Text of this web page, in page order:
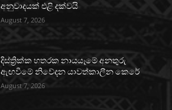
අනුවාදයක් එළි දක්වයි
August 7, 2026
දිස්ත්‍රික්ක හතරක නායයෑමේ අනතුරු
ඇඟවීමේ නිවේදන යාවත්කාලීන කෙරේ
August 7, 2026